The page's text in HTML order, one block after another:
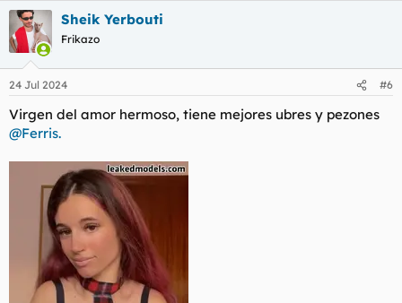
a
c
c
i
e
s
:
Sheik Yerbouti
Frikazo
24 Jul 2024 #6
Virgen del amor hermoso, tiene mejores ubres y pezones
@Ferris.